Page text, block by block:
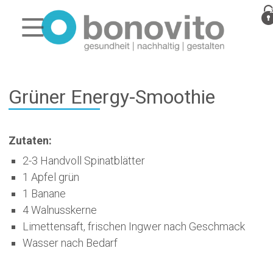
Grüner Energy-Smoothie
Zutaten:
2-3 Handvoll Spinatblätter
1 Apfel grün
1 Banane
4 Walnusskerne
Limettensaft, frischen Ingwer nach Geschmack
Wasser nach Bedarf